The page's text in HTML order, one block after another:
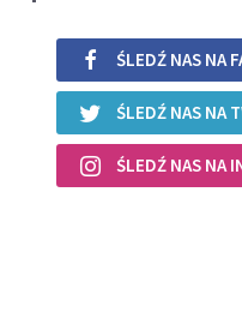
ŚLEDŹ NAS NA
ŚLEDŹ NAS NA
ŚLEDŹ NAS NA